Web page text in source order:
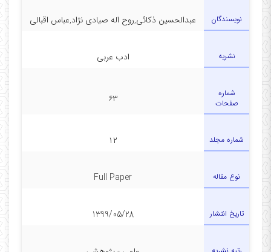
نویسندگان عبدالحسین ذکائی,روح اله صیادی نژاد,عباس اقبالی
نشریه ادب عربی
شماره
صفحات
۶۳
شماره مجلد ۱۲
نوع مقاله Full Paper
تاریخ انتشار 1399/05/28